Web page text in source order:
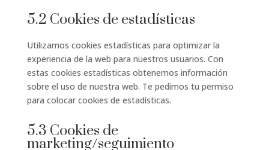
5.2 Cookies de estadísticas
Utilizamos cookies estadísticas para optimizar la
experiencia de la web para nuestros usuarios. Con
estas cookies estadísticas obtenemos información
sobre el uso de nuestra web. Te pedimos tu permiso
para colocar cookies de estadísticas.
5.3 Cookies de
marketing/seguimiento